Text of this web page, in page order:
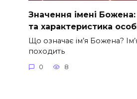
Значення імені
та характеристика
Що означає ім’я Божена?
походить
0 8